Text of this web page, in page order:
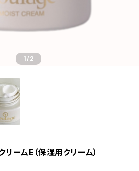
1/2
ームE（保湿用クリーム）